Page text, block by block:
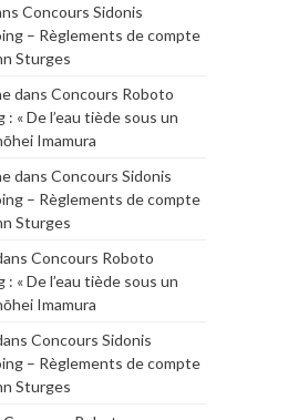
Concours Sidonis
– Règlements de compte
Sturges
dans Concours Roboto
« De l’eau tiède sous un
Imamura
dans Concours Sidonis
– Règlements de compte
Sturges
Concours Roboto
« De l’eau tiède sous un
Imamura
Concours Sidonis
– Règlements de compte
Sturges